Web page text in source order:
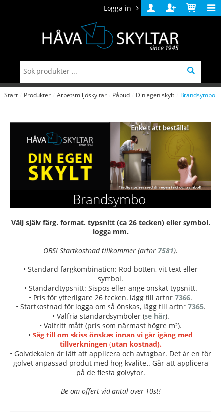
Logga in
Logga
in
Skapa
konto
Varukorg
Start Produkter Arbetsmiljöskyltar Påbud Din egen skylt Brandsymbol
Brandsymbol
Välj själv färg, format, typsnitt (ca 26 tecken) eller symbol,
logga mm.
OBS! Startkostnad tillkommer (artnr 7581).
• Standard färgkombination: Röd botten, vit text eller
symbol.
• Standardtypsnitt: Sispos eller ange önskat typsnitt.
• Pris för ytterligare 26 tecken, lägg till artnr 7366.
• Startkostnad för logga om så önskas, lägg till artnr 7365.
• Valfria standardsymboler (se här).
• Valfritt mått (pris som närmast högre m²).
• Säg till om skiss önskas innan vi går igång med
tillverkningen (utan kostnad).
• Golvdekalen är lätt att applicera och avtagbar. Det är en för
golvet anpassad produt med hög kvalitet. Går att applicera
på de flesta golvytor.
Be om offert vid antal över 10st!